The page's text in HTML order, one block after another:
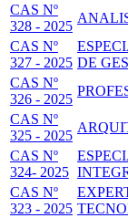
CAS Nº
328 - 2025
CAS Nº
327 - 2025 DE
CAS Nº
326 - 2025
CAS Nº
325 - 2025
CAS Nº
324- 2025
CAS Nº
323 - 2025